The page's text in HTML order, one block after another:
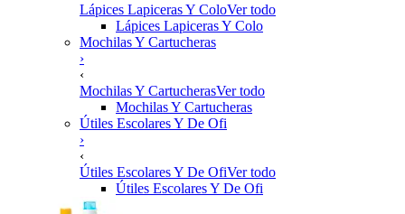
Lápices Lapiceras Y ColoVer todo
Lápices Lapiceras Y Colo
Mochilas Y Cartucheras
›
‹
Mochilas Y CartucherasVer todo
Mochilas Y Cartucheras
Útiles Escolares Y De Ofi
›
‹
Útiles Escolares Y De OfiVer todo
Útiles Escolares Y De Ofi